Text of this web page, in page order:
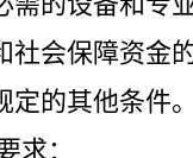
社会保障资金
定的其他条件
求：